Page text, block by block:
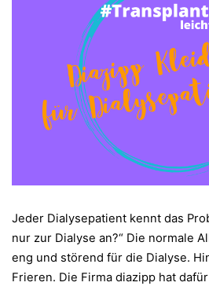
Jeder Dialysepatient kennt das
nur zur Dialyse an?“ Die normale
eng und störend für die Dialyse.
Frieren. Die Firma diazipp hat